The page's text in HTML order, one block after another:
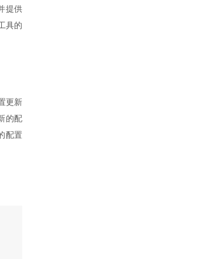
提供
具的
更新
的配
配置